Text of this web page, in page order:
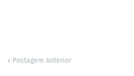
Postagem Anterior